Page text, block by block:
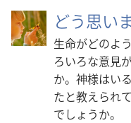
どう思い
生命がどのよ
ろいろな意見
か。神様はい
たと教えられ
でしょうか。